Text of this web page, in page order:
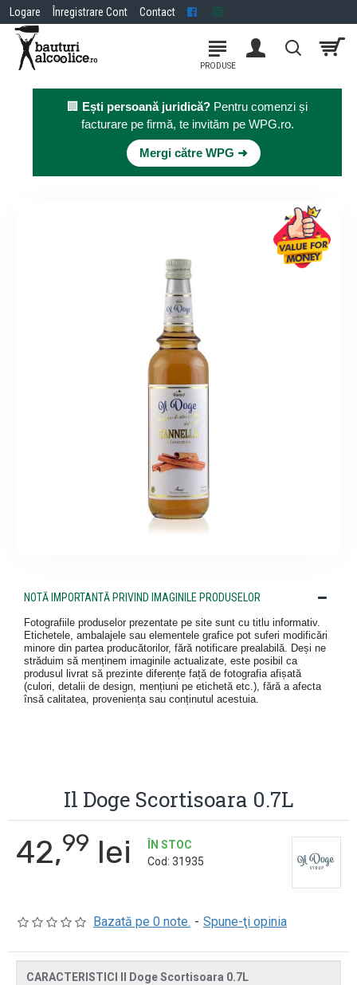
Logare Înregistrare Cont Contact
🏢 Ești persoană juridică? Pentru comenzi și
facturare pe firmă, te invităm pe WPG.ro.
Mergi către WPG ➜
NOTĂ IMPORTANTĂ PRIVIND IMAGINILE PRODUSELOR
Fotografiile produselor prezentate pe site sunt cu titlu informativ.
Etichetele, ambalajele sau elementele grafice pot suferi modificări
minore din partea producătorilor, fără notificare prealabilă. Deși ne
străduim să menținem imaginile actualizate, este posibil ca
produsul livrat să prezinte diferențe față de fotografia afișată
(culori, detalii de design, mențiuni pe etichetă etc.), fără a afecta
însă calitatea, proveniența sau conținutul acestuia.
Il Doge Scortisoara 0.7L
Bazată pe 0 note. - Spune-ţi opinia
42,99 lei
ÎN STOC
Cod: 31935
CARACTERISTICI Il Doge Scortisoara 0.7L